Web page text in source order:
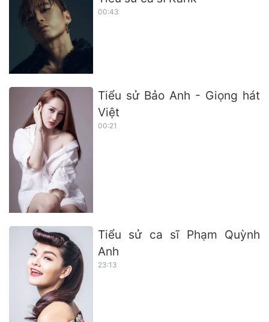
00:43
Tiểu sử Bảo Anh - Giọng hát
Việt
00:21
Tiểu sử ca sĩ Phạm Quỳnh
Anh
23:13